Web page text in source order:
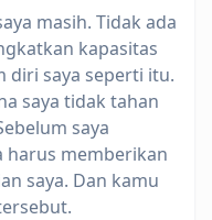
masih. Tidak ada
kapasitas
diri saya seperti itu.
saya tidak tahan
saya
harus memberikan
saya. Dan kamu